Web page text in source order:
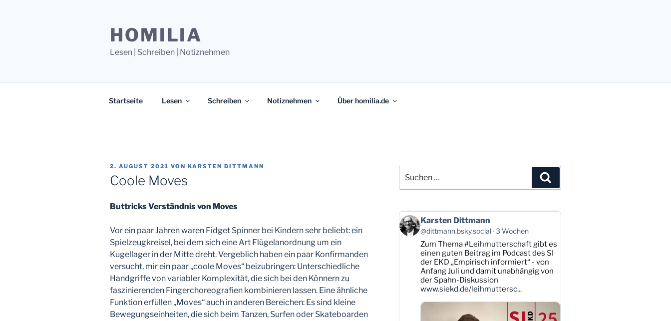
HOMILIA
Lesen | Schreiben | Notiznehmen
Startseite Lesen Schreiben Notiznehmen Über homilia.de
VERÖFFENTLICHT
AM
2. AUGUST 2021 VON KARSTEN DITTMANN
Coole Moves
Buttricks Verständnis von Moves
Vor ein paar Jahren waren Fidget Spinner bei Kindern sehr beliebt: ein
Spielzeugkreisel, bei dem sich eine Art Flügelanordnung um ein
Kugellager in der Mitte dreht. Vergeblich haben ein paar Konfirmanden
versucht, mir ein paar „coole Moves“ beizubringen: Unterschiedliche
Handgriffe von variabler Komplexität, die sich bei den Könnern zu
faszinierenden Fingerchoreografien kombinieren lassen. Eine ähnliche
Funktion erfüllen „Moves“ auch in anderen Bereichen: Es sind kleine
Bewegungseinheiten, die sich beim Tanzen, Surfen oder Skateboarden
nach:
Beitrag
von
Karsten
Dittmann
Bluesky
ansehen
Karsten Dittmann
@dittmann.bsky.social 3 Wochen
Zum Thema#Leihmutterschaftgibt es
einen guten Beitrag im Podcast des SI
der EKD „Empirisch informiert“ - von
Anfang Juli und damit unabhängig von
der Spahn-Diskussion
www.siekd.de/leihmuttersc...